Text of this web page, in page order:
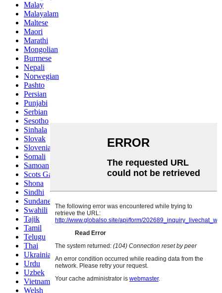
Malay
Malayalam
Maltese
Maori
Marathi
Mongolian
Burmese
Nepali
Norwegian
Pashto
Persian
Punjabi
Serbian
Sesotho
Sinhala
Slovak
Slovenian
Somali
Samoan
Scots Gaelic
Shona
Sindhi
Sundanese
Swahili
Tajik
Tamil
Telugu
Thai
Ukrainian
Urdu
Uzbek
Vietnamese
Welsh